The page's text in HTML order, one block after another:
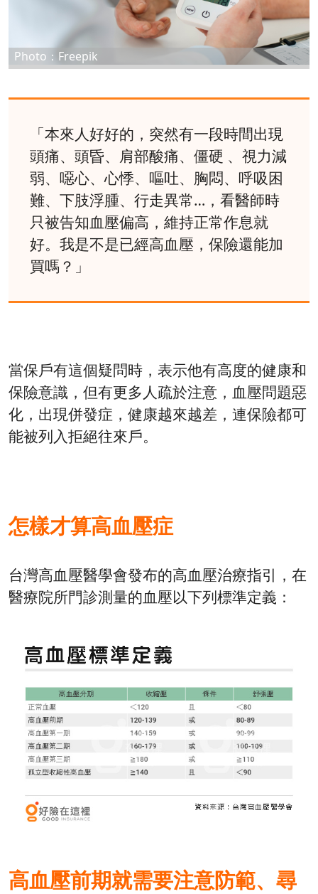
Photo：Freepik
「本來人好好的，突然有一段時間出現
頭痛、頭昏、肩部酸痛、僵硬 、視力減
弱、噁心、心悸、嘔吐、胸悶、呼吸困
難、下肢浮腫、行走異常…，看醫師時
只被告知血壓偏高，維持正常作息就
好。我是不是已經高血壓，保險還能加
買嗎？」
當保戶有這個疑問時，表示他有高度的健康和
保險意識，但有更多人疏於注意，血壓問題惡
化，出現併發症，健康越來越差，連保險都可
能被列入拒絕往來戶。
怎樣才算高血壓症
台灣高血壓醫學會發布的高血壓治療指引，在
醫療院所門診測量的血壓以下列標準定義：
高血壓前期就需要注意防範、尋